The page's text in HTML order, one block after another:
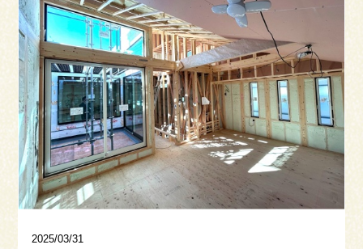
お客様の声
私たちのこと
三和建設の強み
リフォーム
会社概要
採用情報
2025/03/31